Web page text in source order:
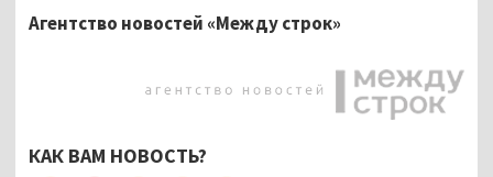
Агентство новостей «Между строк»
КАК ВАМ НОВОСТЬ?